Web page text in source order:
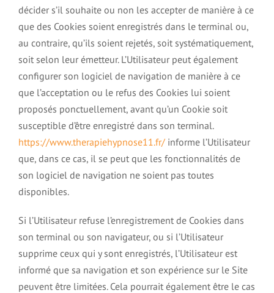
décider s’il souhaite ou non les accepter de manière à ce
que des Cookies soient enregistrés dans le terminal ou,
au contraire, qu’ils soient rejetés, soit systématiquement,
soit selon leur émetteur. L’Utilisateur peut également
configurer son logiciel de navigation de manière à ce
que l’acceptation ou le refus des Cookies lui soient
proposés ponctuellement, avant qu’un Cookie soit
susceptible d’être enregistré dans son terminal.
https://www.therapiehypnose11.fr/informe l’Utilisateur
que, dans ce cas, il se peut que les fonctionnalités de
son logiciel de navigation ne soient pas toutes
disponibles.
Si l’Utilisateur refuse l’enregistrement de Cookies dans
son terminal ou son navigateur, ou si l’Utilisateur
supprime ceux qui y sont enregistrés, l’Utilisateur est
informé que sa navigation et son expérience sur le Site
peuvent être limitées. Cela pourrait également être le cas